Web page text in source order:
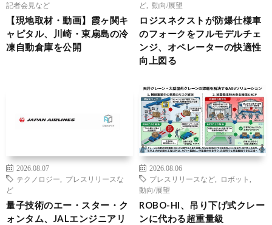
記者会見など
【現地取材・動画】霞ヶ関キ
ャピタル、川崎・東扇島の冷
凍自動倉庫を公開
ど
動向/展望
ロジスネクストが防爆仕様車
のフォークをフルモデルチェ
ンジ、オペレーターの快適性
向上図る
2026.08.07
テクノロジー
プレスリリースな
ど
量子技術のエー・スター・ク
ォンタム、JALエンジニアリ
2026.08.06
プレスリリースなど
ロボット
動向/展望
ROBO-HI、吊り下げ式クレー
ンに代わる超重量級